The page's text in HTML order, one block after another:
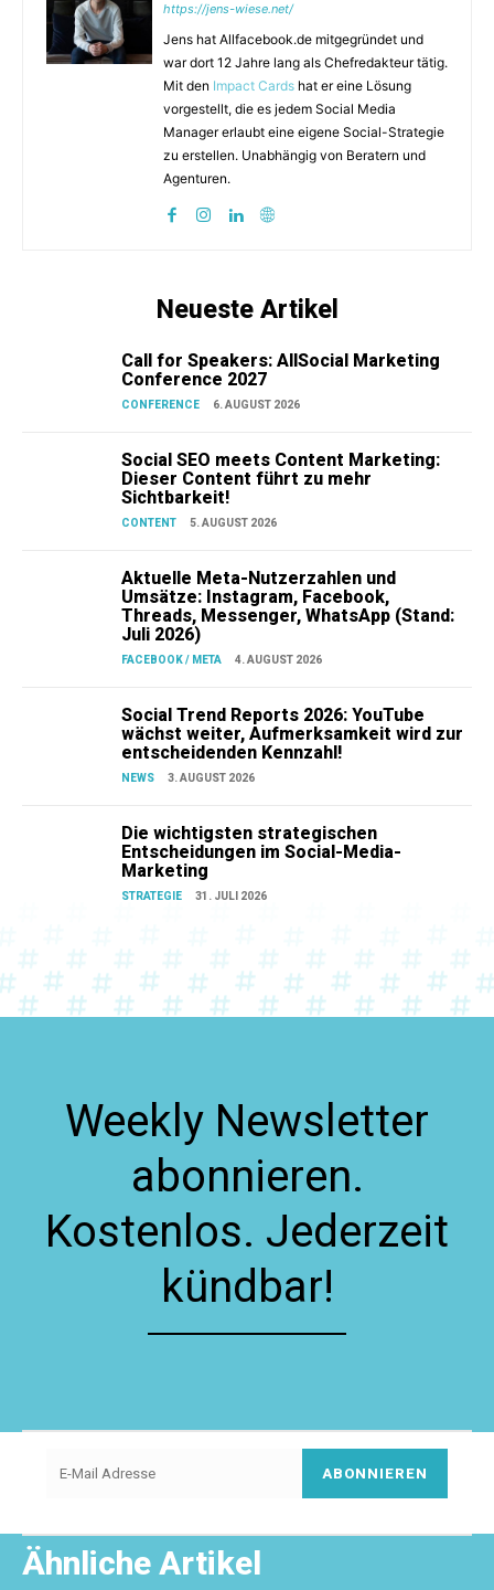
https://jens-wiese.net/
Jens hat Allfacebook.de mitgegründet und
war dort 12 Jahre lang als Chefredakteur tätig.
Mit den Impact Cards hat er eine Lösung
vorgestellt, die es jedem Social Media
Manager erlaubt eine eigene Social-Strategie
zu erstellen. Unabhängig von Beratern und
Agenturen.
Neueste Artikel
Call for Speakers: AllSocial Marketing
Conference 2027
CONFERENCE 6. AUGUST 2026
Social SEO meets Content Marketing:
Dieser Content führt zu mehr
Sichtbarkeit!
CONTENT 5. AUGUST 2026
Aktuelle Meta-Nutzerzahlen und
Umsätze: Instagram, Facebook,
Threads, Messenger, WhatsApp (Stand:
Juli 2026)
FACEBOOK / META 4. AUGUST 2026
Social Trend Reports 2026: YouTube
wächst weiter, Aufmerksamkeit wird zur
entscheidenden Kennzahl!
NEWS 3. AUGUST 2026
Die wichtigsten strategischen
Entscheidungen im Social-Media-
Marketing
STRATEGIE 31. JULI 2026
Weekly Newsletter
abonnieren.
Kostenlos. Jederzeit
kündbar!
ABONNIEREN
Ähnliche Artikel